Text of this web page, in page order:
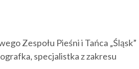
Zespołu Pieśni i Tańca „Śląsk”
specjalistka z zakresu